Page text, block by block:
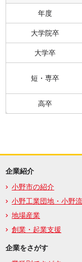
年度
大学院卒
大学卒
短・専卒
高卒
企業紹介
小野市の紹介
小野工業団地・小野
地場産業
創業・起業支援
企業をさがす